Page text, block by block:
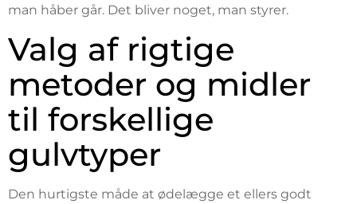
man håber går. Det bliver noget, man styrer.
Valg af rigtige
metoder og midler
til forskellige
gulvtyper
Den hurtigste måde at ødelægge et ellers godt